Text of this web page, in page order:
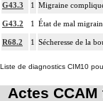
G43.3 1 Migraine
G43.2 1 État de mal
R68.2 1 Sécheresse de la
Liste de diagnostics CIM10
Actes